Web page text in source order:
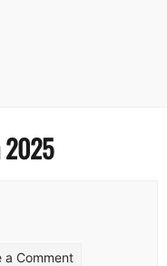
a Commenton